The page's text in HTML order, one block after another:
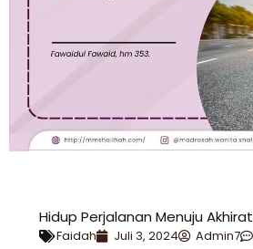
Hidup Perjalanan Menuju Akhirat
Faidah Juli 3, 2024 Admin7